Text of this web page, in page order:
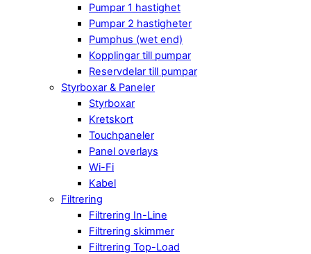
Pumpar 1 hastighet
Pumpar 2 hastigheter
Pumphus (wet end)
Kopplingar till pumpar
Reservdelar till pumpar
Styrboxar & Paneler
Styrboxar
Kretskort
Touchpaneler
Panel overlays
Wi-Fi
Kabel
Filtrering
Filtrering In-Line
Filtrering skimmer
Filtrering Top-Load